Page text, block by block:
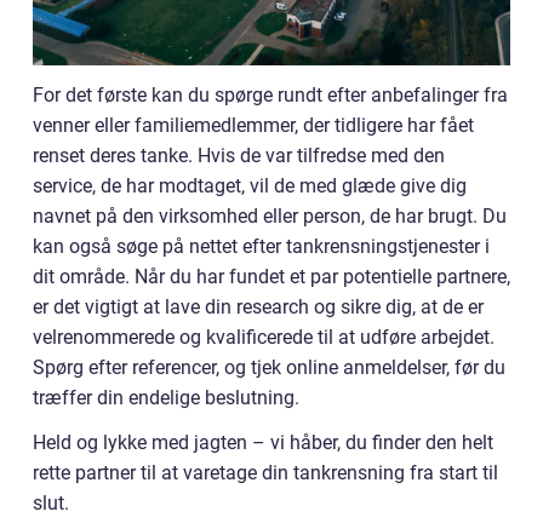
For det første kan du spørge rundt efter anbefalinger fra
venner eller familiemedlemmer, der tidligere har fået
renset deres tanke. Hvis de var tilfredse med den
service, de har modtaget, vil de med glæde give dig
navnet på den virksomhed eller person, de har brugt. Du
kan også søge på nettet efter tankrensningstjenester i
dit område. Når du har fundet et par potentielle partnere,
er det vigtigt at lave din research og sikre dig, at de er
velrenommerede og kvalificerede til at udføre arbejdet.
Spørg efter referencer, og tjek online anmeldelser, før du
træffer din endelige beslutning.
Held og lykke med jagten – vi håber, du finder den helt
rette partner til at varetage din tankrensning fra start til
slut.